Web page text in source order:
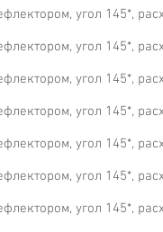
угол 145*,
угол 145*,
угол 145*,
угол 145*,
угол 145*,
угол 145*,
угол 145*,